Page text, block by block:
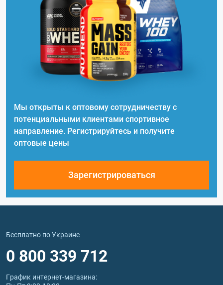
Мы открыты к оптовому сотрудничеству с
потенциальными клиентами спортивное
направление. Регистрируйтесь и получите
оптовые цены
Зарегистрироваться
Бесплатно по Украине
0 800 339 712
График интернет‑магазина: